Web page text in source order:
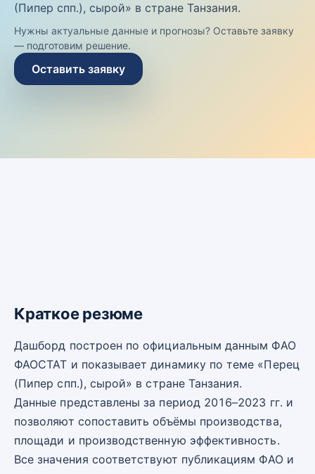
(Пипер спп.), сырой» в стране Танзания.
Нужны актуальные данные и прогнозы? Оставьте заявку
— подготовим решение.
Оставить заявку
Краткое резюме
Дашборд построен по официальным данным ФАО
ФАОСТАТ и показывает динамику по теме «Перец
(Пипер спп.), сырой» в стране Танзания.
Данные представлены за период 2016–2023 гг. и
позволяют сопоставить объёмы производства,
площади и производственную эффективность.
Все значения соответствуют публикациям ФАО и